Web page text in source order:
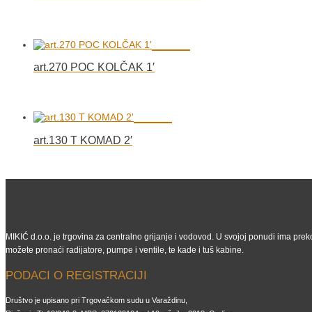
art.270 POC KOLČAK 1′
art.130 T KOMAD 2′
MIKIĆ d.o.o. je trgovina za centralno grijanje i vodovod. U svojoj ponudi ima
možete pronaći radijatore, pumpe i ventile, te kade i tuš kabine.
PODACI O REGISTRACIJI
Društvo je upisano pri Trgovačkom sudu u Varaždinu,